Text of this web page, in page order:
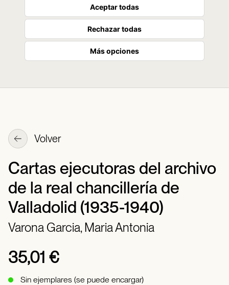
Aceptar todas
Rechazar todas
Más opciones
Volver
Cartas ejecutoras del archivo
de la real chancillería de
Valladolid (1935-1940)
Varona Garcia, Maria Antonia
35,01 €
Sin ejemplares (se puede encargar)